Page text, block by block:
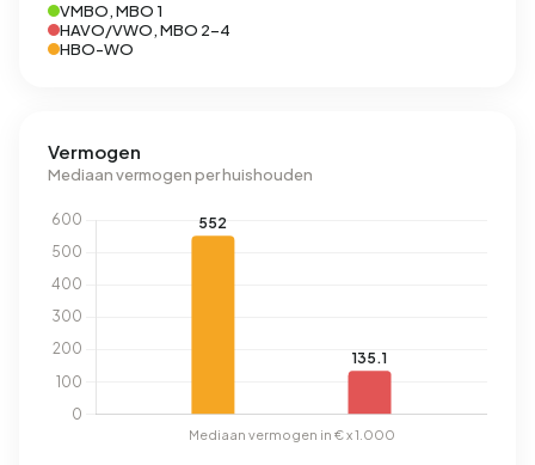
VMBO, MBO 1
HAVO/VWO, MBO 2-4
HBO-WO
Vermogen
Mediaan vermogen per huishouden